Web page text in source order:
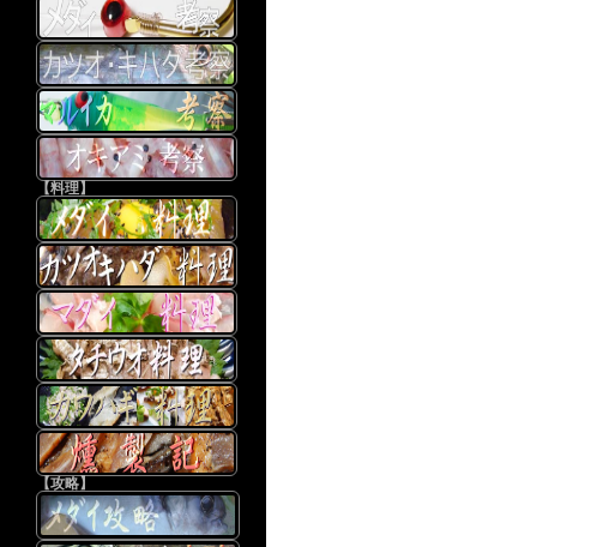
【料理】
【攻略】